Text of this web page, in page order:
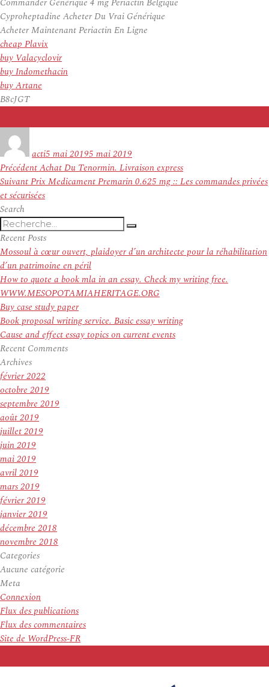
Cyproheptadine Acheter Du Vrai Générique
Acheter Maintenant Periactin En Ligne
cheap Plavix
buy Valacyclovir
buy Indomethacin
buy Artane
B8cJGT
actile
5 mai 20195 mai 2019
Navigation
de
l’article
PrécédentArticle
précédent :
Achat Du Tenormin. Livraison express
SuivantArticle
suivant :
Prix Medicament Premarin 0.625 mg :: Les commandes privées
et sécurisées
Search
Recherche
pour
:
Recherche
Recent Posts
Mossoul à cœur ouvert, plaidoyer d’un architecte pour la réhabilitation
d’un patrimoine en péril
How to quote a book mla in an essay. Check my writing free.
WWW.MESOPOTAMIAHERITAGE.ORG
Buy case study paper
Book proposal writing service. Basic essay writing
Cause and effect essay topics on current events
Recent Comments
Archives
février 2022
octobre 2019
septembre 2019
août 2019
juillet 2019
juin 2019
mai 2019
avril 2019
mars 2019
février 2019
janvier 2019
décembre 2018
novembre 2018
Categories
Aucune catégorie
Meta
Connexion
Flux des publications
Flux des commentaires
Site de WordPress-FR